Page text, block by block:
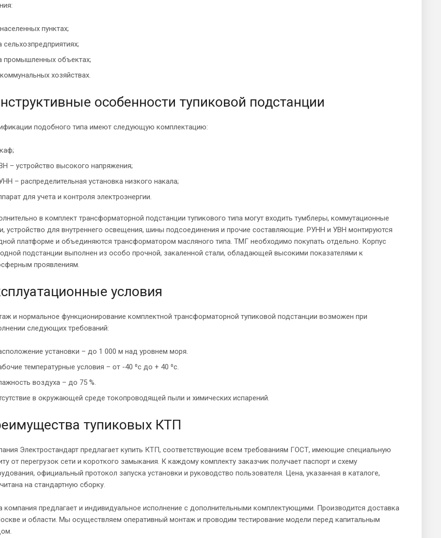
пунктах;
сельхозпредприятиях;
промышленных объектах;
хозяйствах.
особенности тупиковой подстанции
подобного типа имеют следующую комплектацию:
– устройство высокого напряжения;
– распределительная установка низкого накала;
для учета и контроля электроэнергии.
в комплект трансформаторной подстанции тупикового типа могут входить тумблеры, коммутационные
устройство для внутреннего освещения, шины подсоединения и прочие составляющие. РУНН и УВН монтируются
платформе и объединяются трансформатором масляного типа. ТМГ необходимо покупать отдельно. Корпус
подстанции выполнен из особо прочной, закаленной стали, обладающей высокими показателями к
проявлениям.
условия
и нормальное функционирование комплектной трансформаторной тупиковой подстанции возможен при
следующих требований:
установки – до 1 000 м над уровнем моря.
температурные условия – от -40 ⁰с до + 40 ⁰с.
воздуха – до 75 %.
в окружающей среде токопроводящей пыли и химических испарений.
тупиковых КТП
Электростандарт предлагает купить КТП, соответствующие всем требованиям ГОСТ, имеющие специальную
от перегрузок сети и короткого замыкания. К каждому комплекту заказчик получает паспорт и схему
официальный протокол запуска установки и руководство пользователя. Цена, указанная в каталоге,
на стандартную сборку.
компания предлагает и индивидуальное исполнение с дополнительными комплектующими. Производится доставка
и области. Мы осуществляем оперативный монтаж и проводим тестирование модели перед капитальным